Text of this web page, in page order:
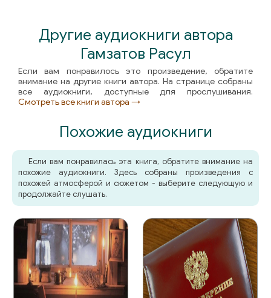
Другие аудиокниги автора
Гамзатов Расул
Если вам понравилось это произведение, обратите
внимание на другие книги автора. На странице собраны
все аудиокниги, доступные для прослушивания.
Смотреть все книги автора →
Похожие аудиокниги
Если вам понравилась эта книга, обратите внимание на
похожие аудиокниги. Здесь собраны произведения с
похожей атмосферой и сюжетом - выберите следующую и
продолжайте слушать.